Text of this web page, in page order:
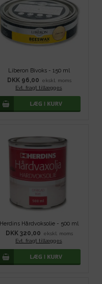
Liberon Bivoks - 150 ml
DKK 96,00
ekskl. moms
Evt. fragt tillægges
Herdins Hårdvoksolie - 500 ml
DKK 320,00
ekskl. moms
Evt. fragt tillægges